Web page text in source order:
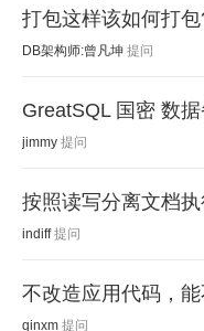
打包这样该如何打
DB架构师:曾凡坤 提问
GreatSQL 国密 数
jimmy 提问
按照读写分离文档
indiff提问
不改造应用代码，
qinxm 提问